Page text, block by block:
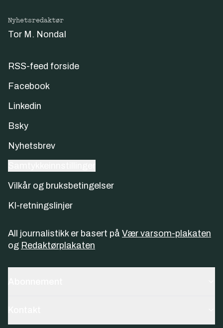
Nyhetsredaktør
Tor M. Nondal
RSS-feed forside
Facebook
Linkedin
Bsky
Nyhetsbrev
Vilkår og bruksbetingelser
KI-retningslinjer
All journalistikk er basert på Vær varsom-plakaten
og Redaktørplakaten